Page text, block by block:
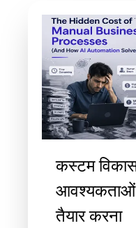
कस्टम
तैयार करना